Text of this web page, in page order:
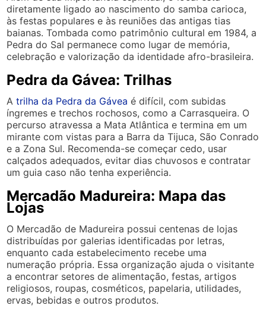
diretamente ligado ao nascimento do samba carioca,
às festas populares e às reuniões das antigas tias
baianas. Tombada como patrimônio cultural em 1984, a
Pedra do Sal permanece como lugar de memória,
celebração e valorização da identidade afro-brasileira.
Pedra da Gávea: Trilhas
Atrilha da Pedra da Gávea é difícil, com subidas
íngremes e trechos rochosos, como a Carrasqueira. O
percurso atravessa a Mata Atlântica e termina em um
mirante com vistas para a Barra da Tijuca, São Conrado
e a Zona Sul. Recomenda-se começar cedo, usar
calçados adequados, evitar dias chuvosos e contratar
um guia caso não tenha experiência.
Mercadão Madureira: Mapa das
Lojas
O Mercadão de Madureira possui centenas de lojas
distribuídas por galerias identificadas por letras,
enquanto cada estabelecimento recebe uma
numeração própria. Essa organização ajuda o visitante
a encontrar setores de alimentação, festas, artigos
religiosos, roupas, cosméticos, papelaria, utilidades,
ervas, bebidas e outros produtos.